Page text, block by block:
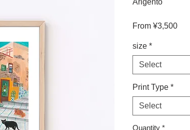
Arigento
From ¥3,500Sale
size *
Select
Print Type *
Select
Quantity *